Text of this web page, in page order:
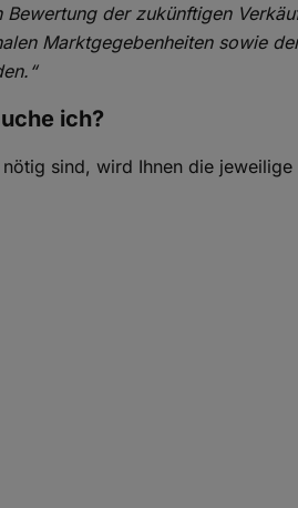
der zukünftigen
Marktgegebenheiten sowie
ich?
sind, wird Ihnen die